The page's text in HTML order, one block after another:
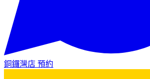
銅鑼灣店 預約